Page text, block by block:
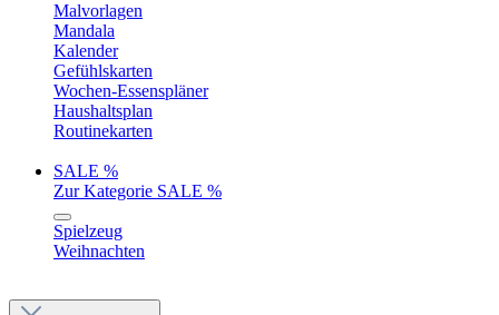
Malvorlagen
Mandala
Kalender
Gefühlskarten
Wochen-Essenspläner
Haushaltsplan
Routinekarten
SALE %
Zur Kategorie SALE %
Spielzeug
Weihnachten